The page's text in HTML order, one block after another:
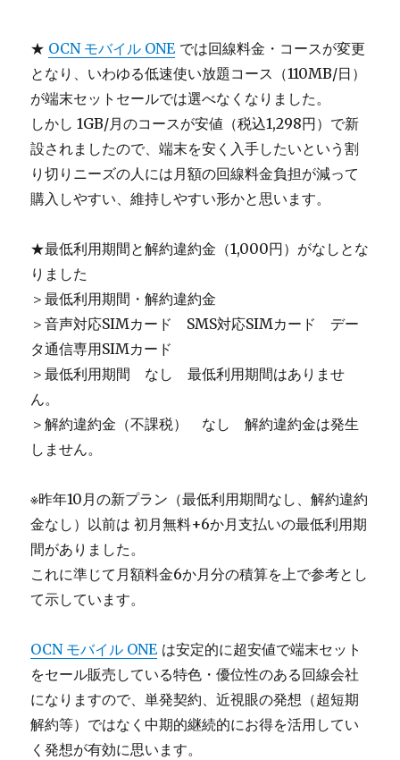
★ OCN モバイル ONE では回線料金・コースが変更
となり、いわゆる低速使い放題コース（110MB/日）
が端末セットセールでは選べなくなりました。
しかし 1GB/月のコースが安値（税込1,298円）で新
設されましたので、端末を安く入手したいという割
り切りニーズの人には月額の回線料金負担が減って
購入しやすい、維持しやすい形かと思います。
★最低利用期間と解約違約金（1,000円）がなしとな
りました
＞最低利用期間・解約違約金
＞音声対応SIMカード SMS対応SIMカード デー
タ通信専用SIMカード
＞最低利用期間 なし 最低利用期間はありませ
ん。
＞解約違約金（不課税） なし 解約違約金は発生
しません。
※昨年10月の新プラン（最低利用期間なし、解約違約
金なし）以前は 初月無料+6か月支払いの最低利用期
間がありました。
これに準じて月額料金6か月分の積算を上で参考とし
て示しています。
OCN モバイル ONE は安定的に超安値で端末セット
をセール販売している特色・優位性のある回線会社
になりますので、単発契約、近視眼の発想（超短期
解約等）ではなく中期的継続的にお得を活用してい
く発想が有効に思います。